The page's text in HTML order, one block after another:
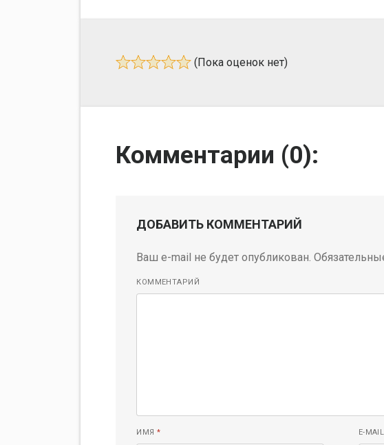
(Пока оценок нет)
Комментарии (0):
ДОБАВИТЬ КОММЕНТАРИЙ
Ваш e-mail не будет опубликован.
КОММЕНТАРИЙ
ИМЯ * E-MAIL